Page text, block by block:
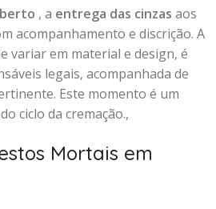
, a entrega das cinzas aos
acompanhamento e discrição. A
variar em material e design, é
legais, acompanhada de
Este momento é um
ciclo da cremação.,
Mortais em